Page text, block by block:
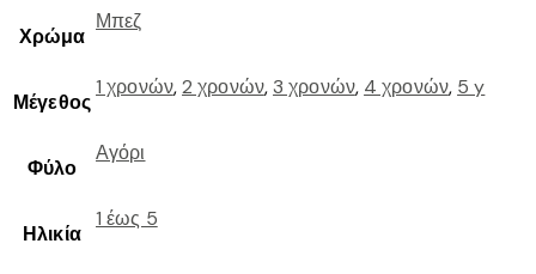
Χρώμα
Μπεζ
Μέγεθος
1 χρονών,2 χρονών,3 χρονών, 4 χρονών, 5 y
Φύλο
Αγόρι
Ηλικία
1 έως 5